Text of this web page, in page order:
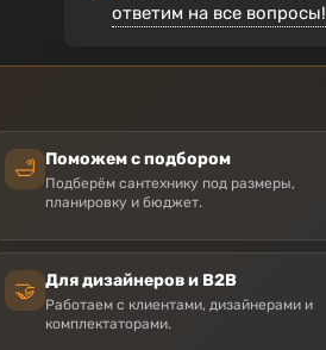
ответим на все вопросы!
🛁 Поможем с подбором
Подберём сантехнику под размеры,
планировку и бюджет.
🤝 Для дизайнеров и B2B
Работаем с клиентами, дизайнерами и
комплектаторами.